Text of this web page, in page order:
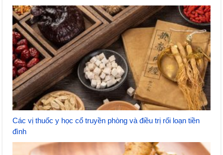
Các vị thuốc y học cổ truyền phòng và điều trị rối loạn tiền
đình